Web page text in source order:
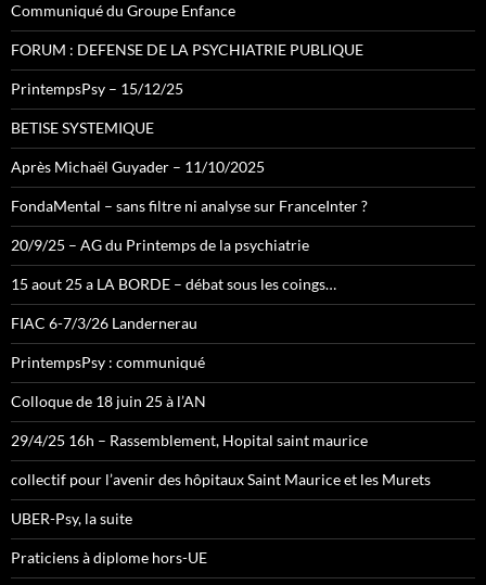
Communiqué du Groupe Enfance
FORUM : DEFENSE DE LA PSYCHIATRIE PUBLIQUE
PrintempsPsy – 15/12/25
BETISE SYSTEMIQUE
Après Michaël Guyader – 11/10/2025
FondaMental – sans filtre ni analyse sur FranceInter ?
20/9/25 – AG du Printemps de la psychiatrie
15 aout 25 a LA BORDE – débat sous les coings…
FIAC 6-7/3/26 Landernerau
PrintempsPsy : communiqué
Colloque de 18 juin 25 à l’AN
29/4/25 16h – Rassemblement, Hopital saint maurice
collectif pour l’avenir des hôpitaux Saint Maurice et les Murets
UBER-Psy, la suite
Praticiens à diplome hors-UE